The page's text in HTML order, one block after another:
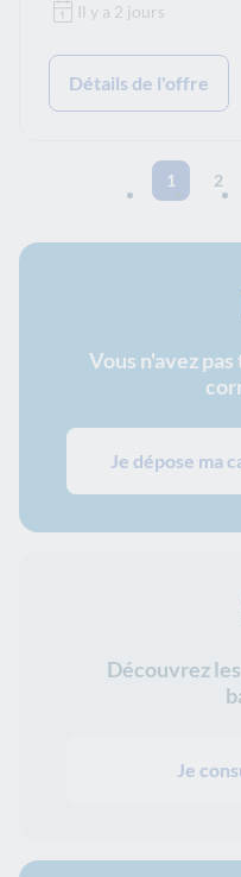
Il y a 2 jours
Détails de l'offre
1 2
Vous n'avez
Je dépose ma
Découvrez
Je